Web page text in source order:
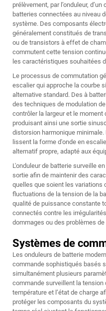
prélèvement, par l’onduleur,
batteries connectées au niveau
système. Des composants
généralement constitués de
ou de transistors à effet de
commutent cette tension
les caractéristiques souhaitées
Le processus de commutation
escalier qui approche la courbe
alternative standard. Des à
des techniques de modulation
contrôler la largeur et le
produisant ainsi une sortie
distorsion harmonique
lissent la forme d'onde en
alternatif propre, adapté aux
L'onduleur de batterie surveille
sortie afin de maintenir des
quelles que soient les variations
fluctuations de la tension de la
qualité de puissance constante
connectés contre les
dommages ou des problèmes
Systèmes de
Les onduleurs de batterie
commande sophistiqués basés
simultanément plusieurs
commande surveillent la tension
température et l’état de charge
protéger les composants du